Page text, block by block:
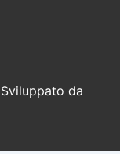
| Sviluppato da